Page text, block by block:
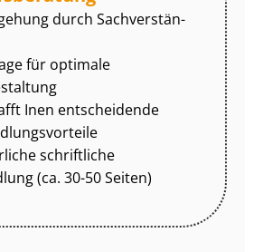
durch Sach­ver­stän­
für optimale
Inen entscheidende
schriftliche
(ca. 30-50 Seiten)